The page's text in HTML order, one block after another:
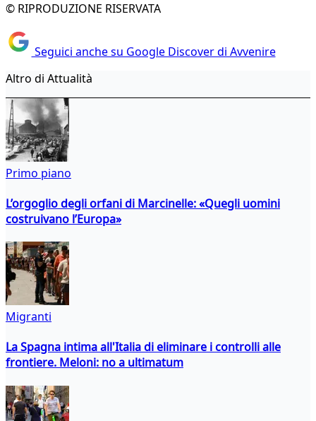
© RIPRODUZIONE RISERVATA
Seguici anche su Google Discover di Avvenire
Altro di Attualità
Primo piano
L’orgoglio degli orfani di Marcinelle: «Quegli uomini
costruivano l’Europa»
Migranti
La Spagna intima all'Italia di eliminare i controlli alle
frontiere. Meloni: no a ultimatum